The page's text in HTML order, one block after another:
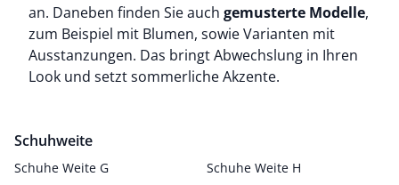
an. Daneben finden Sie auch gemusterte Modelle,
zum Beispiel mit Blumen, sowie Varianten mit
Ausstanzungen. Das bringt Abwechslung in Ihren
Look und setzt sommerliche Akzente.
Schuhweite
Schuhe Weite G
Schuhe Weite H